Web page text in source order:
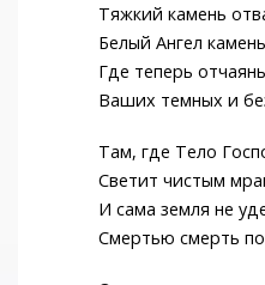
Тяжкий камень
Белый Ангел
Где теперь
Ваших темных и
Там, где Тело
Светит чистым
И сама земля не
Смертью смерть